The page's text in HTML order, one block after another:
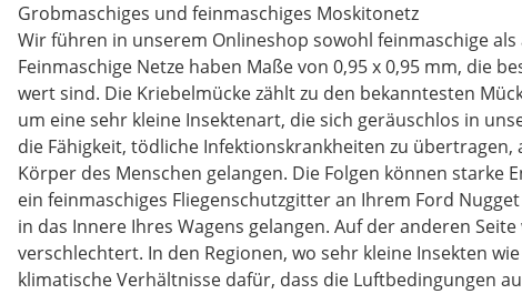
Grobmaschiges und feinmaschiges Moskitonetz
Wir führen in unserem Onlineshop sowohl feinmaschige
Feinmaschige Netze haben Maße von 0,95 x 0,95 mm, die
wert sind. Die Kriebelmücke zählt zu den bekanntesten
um eine sehr kleine Insektenart, die sich geräuschlos in
die Fähigkeit, tödliche Infektionskrankheiten zu
Körper des Menschen gelangen. Die Folgen können starke
ein feinmaschiges Fliegenschutzgitter an Ihrem Ford
in das Innere Ihres Wagens gelangen. Auf der anderen
verschlechtert. In den Regionen, wo sehr kleine Insekten
klimatische Verhältnisse dafür, dass die Luftbedingungen